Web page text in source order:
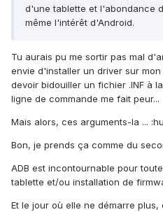
d'une tablette et l'abondance
même l'intérêt d'Android.
Tu aurais pu me sortir pas mal
envie d'installer un driver sur
devoir bidouiller un fichier .INF à
ligne de commande me fait peur...
Mais alors, ces arguments-la ...
Bon, je prends ça comme du
ADB est incontournable pour
tablette et/ou installation de
Et le jour où elle ne démarre